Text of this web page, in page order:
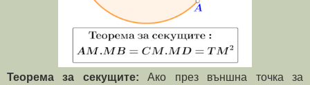
Теорема за секущите: Ако през външна точка за